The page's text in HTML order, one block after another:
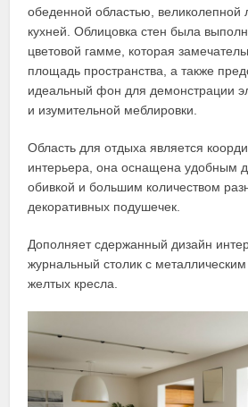
обеденной областью, великолепной
кухней. Облицовка стен была
цветовой гамме, которая
площадь пространства, а также
идеальный фон для демонстрации
и изумительной меблировки.
Область для отдыха является
интерьера, она оснащена удобным
обивкой и большим количеством
декоративных подушечек.
Дополняет сдержанный дизайн
журнальный столик с
желтых кресла.